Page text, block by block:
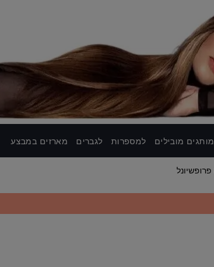
מותגים מובילים למספרות לגברים מארזים במבצע